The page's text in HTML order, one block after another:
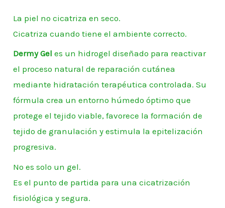
La piel no cicatriza en seco.
Cicatriza cuando tiene el ambiente correcto.
Dermy Gel es un hidrogel diseñado para reactivar
el proceso natural de reparación cutánea
mediante hidratación terapéutica controlada. Su
fórmula crea un entorno húmedo óptimo que
protege el tejido viable, favorece la formación de
tejido de granulación y estimula la epitelización
progresiva.
No es solo un gel.
Es el punto de partida para una cicatrización
fisiológica y segura.